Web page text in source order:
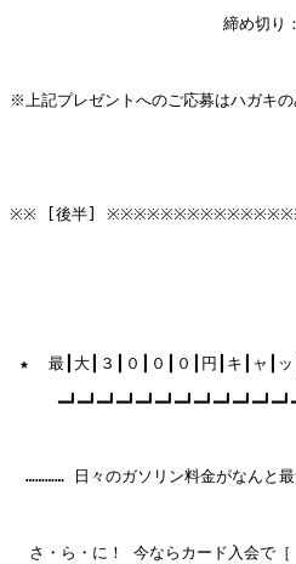
締め切り：
※上記プレゼントへのご応募はハガキ
※※ [後半]
★  最┃大┃３┃０┃０┃０┃円┃キ┃ャ┃
………… 日々のガソリン料金がなんと
さ・ら・に！ 今ならカード入会で